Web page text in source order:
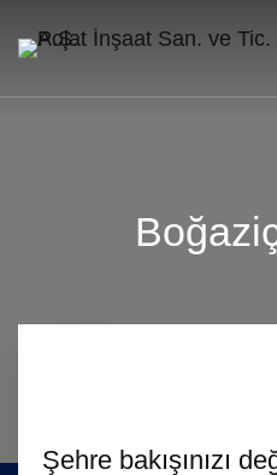
Şehre bakışınızı